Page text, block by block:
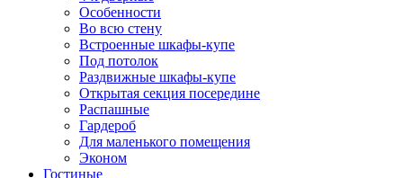
Особенности
Во всю стену
Встроенные шкафы-купе
Под потолок
Раздвижные шкафы-купе
Открытая секция посередине
Распашные
Гардероб
Для маленького помещения
Эконом
Гостиные